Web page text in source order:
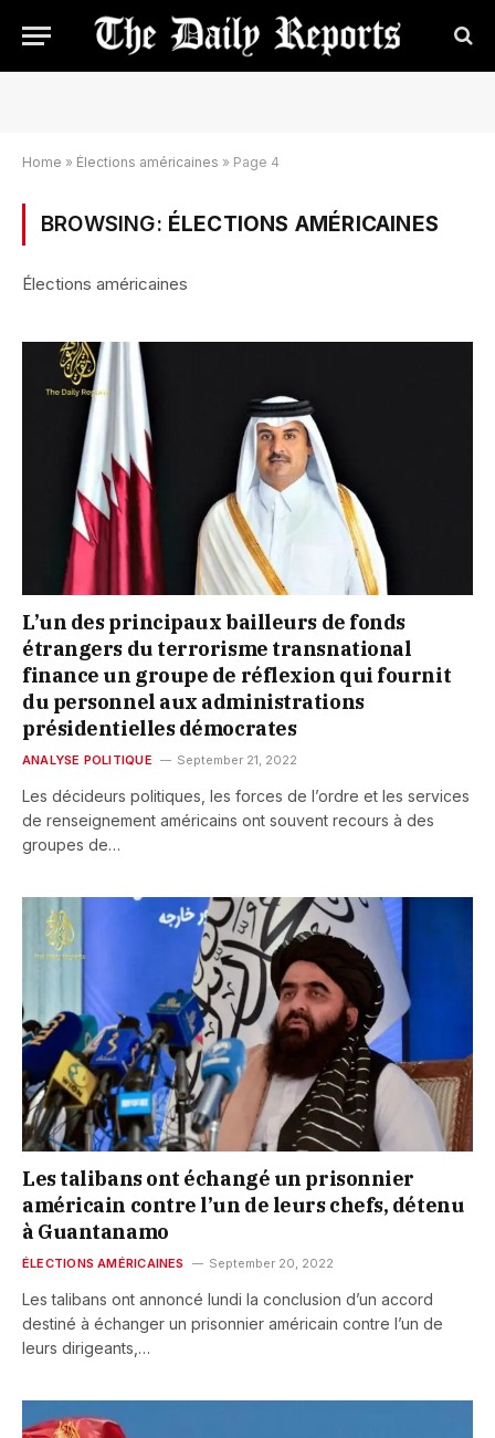
Home » Élections américaines » Page 4
BROWSING: ÉLECTIONS AMÉRICAINES
Élections américaines
L’un des principaux bailleurs de fonds
étrangers du terrorisme transnational
finance un groupe de réflexion qui fournit
du personnel aux administrations
présidentielles démocrates
ANALYSE POLITIQUE September 21, 2022
Les décideurs politiques, les forces de l’ordre et les services
de renseignement américains ont souvent recours à des
groupes de…
Les talibans ont échangé un prisonnier
américain contre l’un de leurs chefs, détenu
à Guantanamo
ÉLECTIONS AMÉRICAINES September 20, 2022
Les talibans ont annoncé lundi la conclusion d’un accord
destiné à échanger un prisonnier américain contre l’un de
leurs dirigeants,…